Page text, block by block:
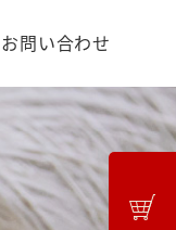
お問い合わせ